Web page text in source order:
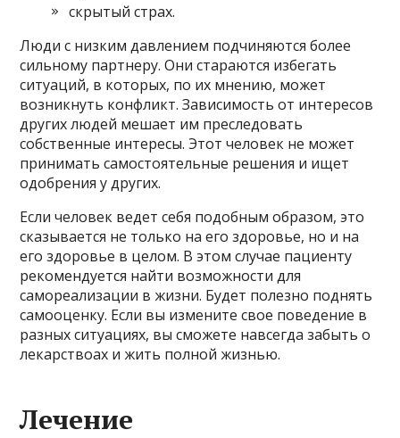
скрытый страх.
Люди с низким давлением подчиняются более
сильному партнеру. Они стараются избегать
ситуаций, в которых, по их мнению, может
возникнуть конфликт. Зависимость от интересов
других людей мешает им преследовать
собственные интересы. Этот человек не может
принимать самостоятельные решения и ищет
одобрения у других.
Если человек ведет себя подобным образом, это
сказывается не только на его здоровье, но и на
его здоровье в целом. В этом случае пациенту
рекомендуется найти возможности для
самореализации в жизни. Будет полезно поднять
самооценку. Если вы измените свое поведение в
разных ситуациях, вы сможете навсегда забыть о
лекарствоах и жить полной жизнью.
Лечение